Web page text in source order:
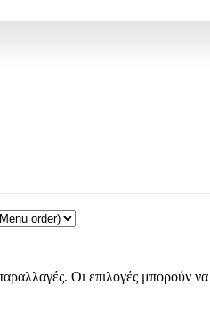
Οι επιλογές μπορούν